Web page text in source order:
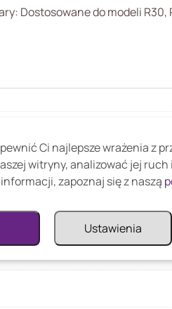
Dostosowane do modeli
modeli R30, R40 oraz R50
Ci najlepsze wrażenia z
witryny, analizować jej
zapoznaj się z naszą
Ustawienia